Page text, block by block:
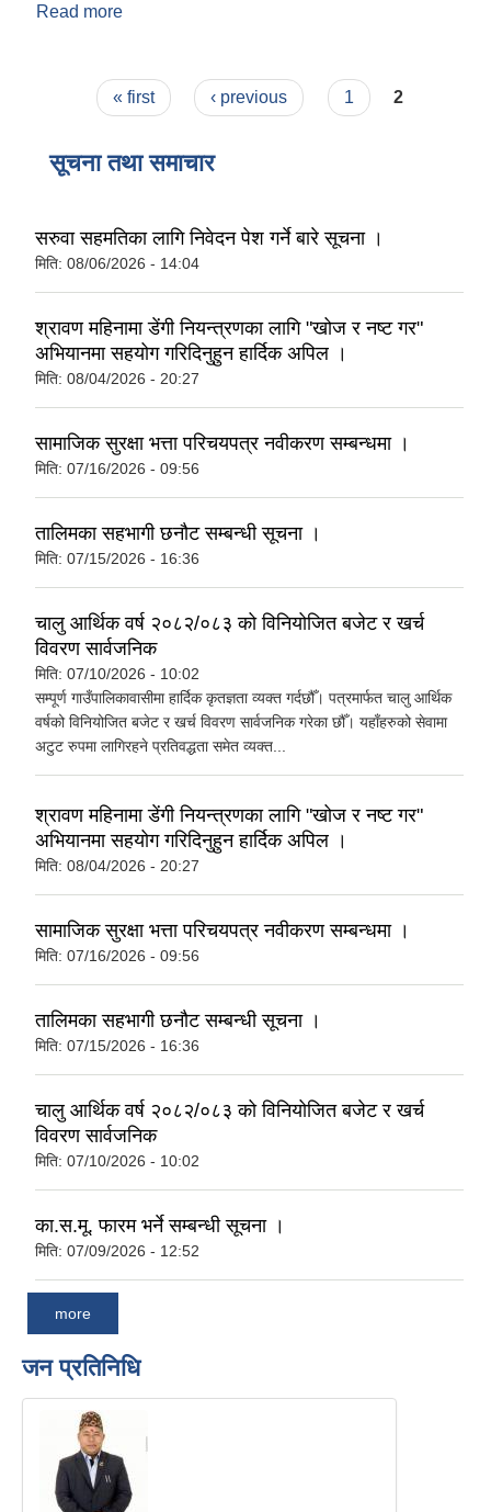
Read more
Pages« first ‹ previous 1 2
सूचना तथा समाचार
सरुवा सहमतिका लागि निवेदन पेश गर्ने बारे सूचना ।
मिति: 08/06/2026 - 14:04
श्रावण महिनामा डेंगी नियन्त्रणका लागि "खोज र नष्ट गर"
अभियानमा सहयोग गरिदिनुहुन हार्दिक अपिल ।
मिति: 08/04/2026 - 20:27
सामाजिक सुरक्षा भत्ता परिचयपत्र नवीकरण सम्बन्धमा ।
मिति: 07/16/2026 - 09:56
तालिमका सहभागी छनौट सम्बन्धी सूचना ।
मिति: 07/15/2026 - 16:36
चालु आर्थिक वर्ष २०८२/०८३ को विनियोजित बजेट र खर्च
विवरण सार्वजनिक
मिति: 07/10/2026 - 10:02
सम्पूर्ण गाउँपालिकावासीमा हार्दिक कृतज्ञता व्यक्त गर्दछौँ। पत्रमार्फत चालु आर्थिक
वर्षको विनियोजित बजेट र खर्च विवरण सार्वजनिक गरेका छौँ। यहाँहरुको सेवामा
अटुट रुपमा लागिरहने प्रतिवद्धता समेत व्यक्त...
श्रावण महिनामा डेंगी नियन्त्रणका लागि "खोज र नष्ट गर"
अभियानमा सहयोग गरिदिनुहुन हार्दिक अपिल ।
मिति: 08/04/2026 - 20:27
सामाजिक सुरक्षा भत्ता परिचयपत्र नवीकरण सम्बन्धमा ।
मिति: 07/16/2026 - 09:56
तालिमका सहभागी छनौट सम्बन्धी सूचना ।
मिति: 07/15/2026 - 16:36
चालु आर्थिक वर्ष २०८२/०८३ को विनियोजित बजेट र खर्च
विवरण सार्वजनिक
मिति: 07/10/2026 - 10:02
का.स.मू. फारम भर्ने सम्बन्धी सूचना ।
मिति: 07/09/2026 - 12:52
more
जन प्रतिनिधि